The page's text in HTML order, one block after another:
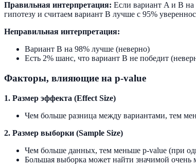
Правильная интерпретация: Если вариант A и B на
гипотезу и считаем вариант B лучше с 95%
Неправильная интерпретация:
Вариант B на 98% лучше (неверно)
Есть 2% шанс, что вариант B не победит
Факторы, влияющие на p-value
1. Размер эффекта (Effect Size)
Чем больше разница между вариантами, тем
2. Размер выборки (Sample Size)
Чем больше данных, тем меньше p-value (при
Большая выборка может найти значимой очень